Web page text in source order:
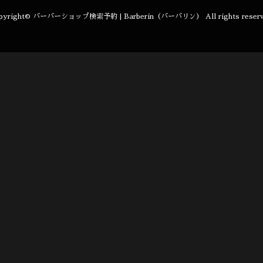
バーバーショップ検索予約 | Barberin（バーバリン） All rights